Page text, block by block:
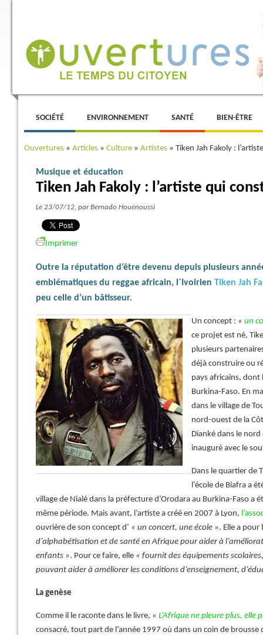
Menu principal
ALLER AU CONTENU PRINCIPAL
ALLER AU CONTENU SECONDAIRE
SOCIÉTÉ ENVIRONNEMENT SANTÉ BIEN-ÊTRE
Ouvertures » Articles » Culture » Artistes » Tiken Jah Fakoly :
Musique et éducation
Tiken Jah Fakoly : l’artiste qui
Le 23/07/12, par Bernado Houenoussi
Imprimer
Outre la réputation d’être devenu depuis plusieurs
emblématiques du reggae africain, l´Ivoirien Tiken Jah
peu celle d’un bâtisseur.
Un concept : « un
ce projet est né,
plusieurs
déjà construire ou
pays africains, dont
Burkina-Faso. En
dans le village de
nord-ouest de la
Dianké dans le
inauguré avec le
Dans le quartier de
l’école de Biafra a
village de Nialé dans la préfecture d’Orodara au Burkina-Faso a
même période. Mais avant, l’artiste a créé en 2007 à Lyon,
ouvrière de son concept d’ « un concert, une école ». Elle a
d’alphabétisation et de santé en Afrique pour aider à
enfants ». Pour ce faire, elle « fournit des équipements
pouvant aider à améliorer les conditions d’enseignement,
La genèse
Comme il le raconte dans le livre, « L’Afrique ne pleure plus, elle
consacré, tout part de l’année 1997 où dans un coin de brousse